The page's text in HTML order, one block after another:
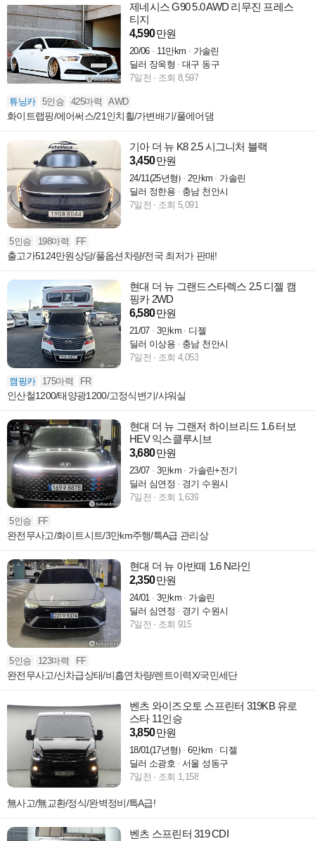
제네시스 G90 5.0 AWD 리무진 프레스
티지
4,590만원
20/06 11만km
가솔린
딜러 장욱형
대구 동구
7일전
조회 8,597
튜닝카 5인승 425마력 AWD
화이트랩핑/에어써스/21인치휠/가변배기/풀에어댐
기아 더 뉴 K8 2.5 시그니처 블랙
3,450만원
24/11(25년형) 2만km
가솔린
딜러 정한용
충남 천안시
7일전
조회 5,091
5인승 198마력 FF
출고가5124만원상당/풀옵션차량/전국 최저가 판매!
현대 더 뉴 그랜드스타렉스 2.5 디젤 캠
핑카 2WD
6,580만원
21/07 3만km
디젤
딜러 이상용
충남 천안시
7일전
조회 4,053
캠핑카 175마력 FR
인산철1200/태양광1200/고정식변기/샤워실
현대 더 뉴 그랜저 하이브리드 1.6 터보
HEV 익스클루시브
3,680만원
23/07 3만km
가솔린+전기
딜러 심연정
경기 수원시
7일전
조회 1,639
5인승 FF
완전무사고/화이트시트/3만km주행/특A급 관리상
현대 더 뉴 아반떼 1.6 N라인
2,350만원
24/01 3만km
가솔린
딜러 심연정
경기 수원시
7일전
조회 915
5인승 123마력 FF
완전무사고/신차급상태/비흡연차량/렌트이력X/국민세단
벤츠 와이즈오토 스프린터 319KB 유로
스타 11인승
3,850만원
18/01(17년형) 6만km
디젤
딜러 소광호
서울 성동구
7일전
조회 1,158
無사고/無교환/정식/완벽정비/특A급!
벤츠 스프린터 319 CDI